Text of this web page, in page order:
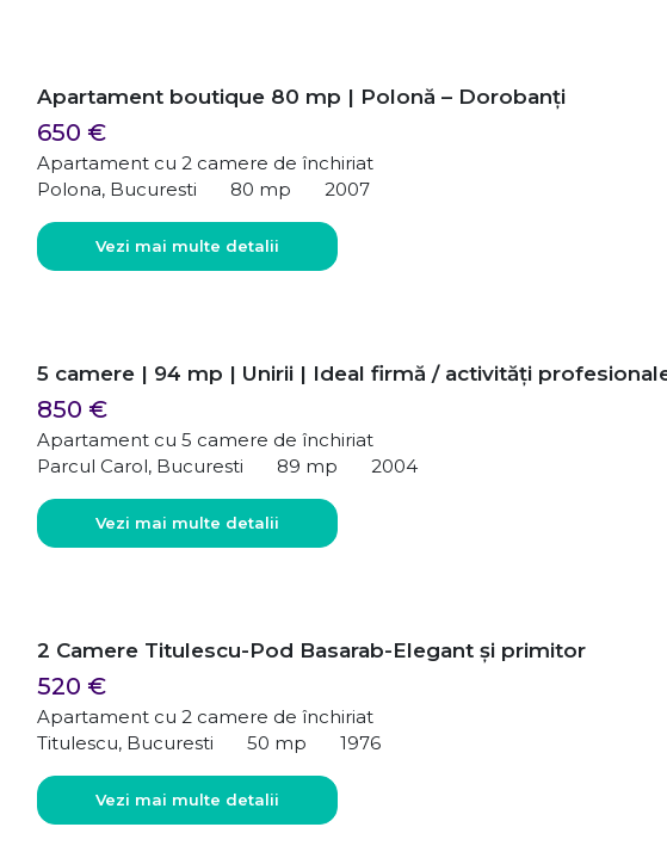
Apartament boutique 80 mp | Polonă – Dorobanți
650 €
Apartament cu 2 camere de închiriat
Polona, Bucuresti
80 mp 2007
Vezi mai multe detalii
5 camere | 94 mp | Unirii | Ideal firmă / activități
850 €
Apartament cu 5 camere de închiriat
Parcul Carol, Bucuresti
89 mp 2004
Vezi mai multe detalii
2 Camere Titulescu-Pod Basarab-Elegant și primitor
520 €
Apartament cu 2 camere de închiriat
Titulescu, Bucuresti
50 mp 1976
Vezi mai multe detalii